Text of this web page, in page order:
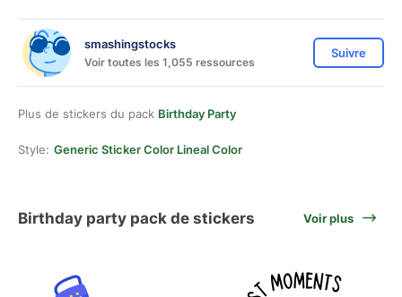
smashingstocks
Voir toutes les 1,055 ressources
Suivre
Plus de stickers du pack Birthday Party
Style: Generic Sticker Color Lineal Color
Birthday party pack de stickers Voir plus